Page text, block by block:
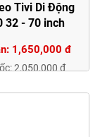
Tivi Di Động
32 - 70 inch
1,650,000 đ
2,050,000 đ